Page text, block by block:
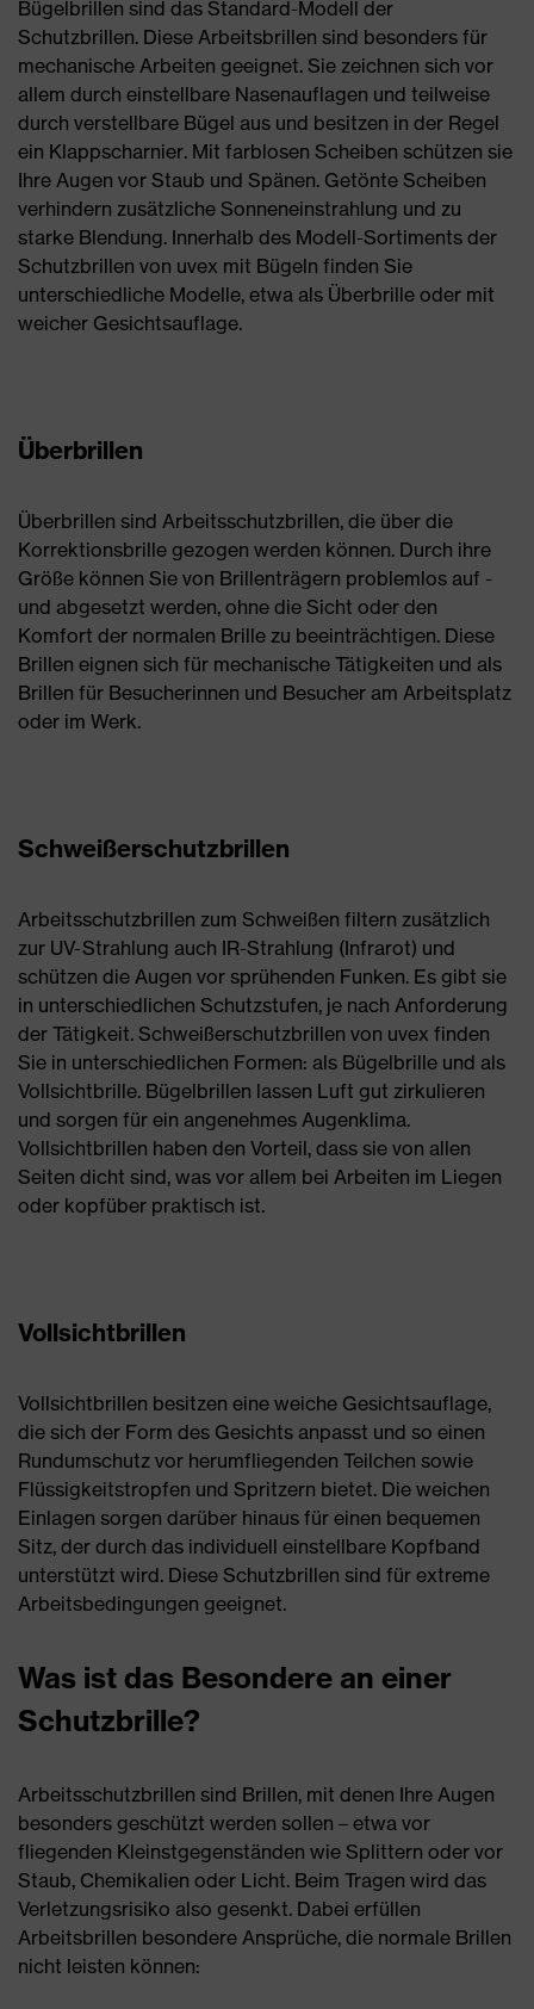
Bügelbrillen sind das Standard-Modell der
Schutzbrillen. Diese Arbeitsbrillen sind besonders für
mechanische Arbeiten geeignet. Sie zeichnen sich vor
allem durch einstellbare Nasenauflagen und teilweise
durch verstellbare Bügel aus und besitzen in der Regel
ein Klappscharnier. Mit farblosen Scheiben schützen sie
Ihre Augen vor Staub und Spänen. Getönte Scheiben
verhindern zusätzliche Sonneneinstrahlung und zu
starke Blendung. Innerhalb des Modell-Sortiments der
Schutzbrillen von uvex mit Bügeln finden Sie
unterschiedliche Modelle, etwa als Überbrille oder mit
weicher Gesichtsauflage.
Überbrillen
Überbrillen sind Arbeitsschutzbrillen, die über die
Korrektionsbrille gezogen werden können. Durch ihre
Größe können Sie von Brillenträgern problemlos auf -
und abgesetzt werden, ohne die Sicht oder den
Komfort der normalen Brille zu beeinträchtigen. Diese
Brillen eignen sich für mechanische Tätigkeiten und als
Brillen für Besucherinnen und Besucher am Arbeitsplatz
oder im Werk.
Schweißerschutzbrillen
Arbeitsschutzbrillen zum Schweißen filtern zusätzlich
zur UV-Strahlung auch IR-Strahlung (Infrarot) und
schützen die Augen vor sprühenden Funken. Es gibt sie
in unterschiedlichen Schutzstufen, je nach Anforderung
der Tätigkeit. Schweißerschutzbrillen von uvex finden
Sie in unterschiedlichen Formen: als Bügelbrille und als
Vollsichtbrille. Bügelbrillen lassen Luft gut zirkulieren
und sorgen für ein angenehmes Augenklima.
Vollsichtbrillen haben den Vorteil, dass sie von allen
Seiten dicht sind, was vor allem bei Arbeiten im Liegen
oder kopfüber praktisch ist.
Vollsichtbrillen
Vollsichtbrillen besitzen eine weiche Gesichtsauflage,
die sich der Form des Gesichts anpasst und so einen
Rundumschutz vor herumfliegenden Teilchen sowie
Flüssigkeitstropfen und Spritzern bietet. Die weichen
Einlagen sorgen darüber hinaus für einen bequemen
Sitz, der durch das individuell einstellbare Kopfband
unterstützt wird. Diese Schutzbrillen sind für extreme
Arbeitsbedingungen geeignet.
Was ist das Besondere an einer
Schutzbrille?
Arbeitsschutzbrillen sind Brillen, mit denen Ihre Augen
besonders geschützt werden sollen – etwa vor
fliegenden Kleinstgegenständen wie Splittern oder vor
Staub, Chemikalien oder Licht. Beim Tragen wird das
Verletzungsrisiko also gesenkt. Dabei erfüllen
Arbeitsbrillen besondere Ansprüche, die normale Brillen
nicht leisten können: